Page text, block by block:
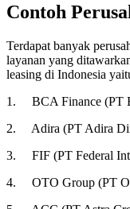
Contoh
Terdapat banyak
layanan yang
leasing di Indonesia
1. BCA Finance (PT
2. Adira (PT Adira
3. FIF (PT Federal
4. OTO Group (PT